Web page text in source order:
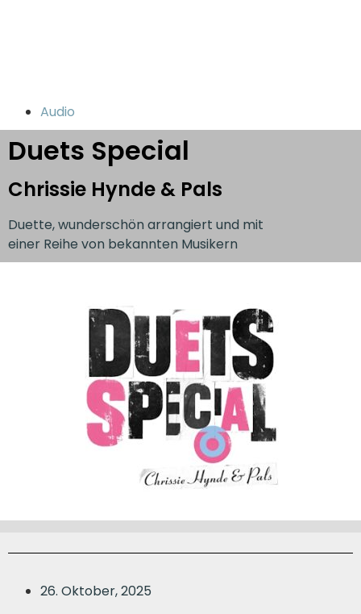
Audio
Duets Special
Chrissie Hynde & Pals
Duette, wunderschön arrangiert und mit
einer Reihe von bekannten Musikern
26. Oktober, 2025